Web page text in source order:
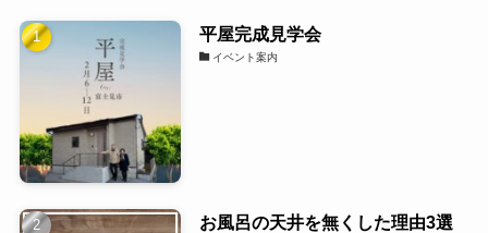
平屋完成見学会
イベント案内
お風呂の天井を無くした理由3選